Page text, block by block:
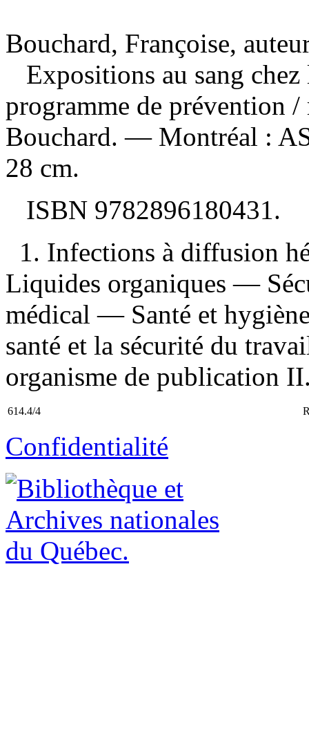
Bouchard, Françoise,
Expositions au sang
programme de prévention /
Bouchard. — Montréal :
28 cm.
ISBN 9782896180431.
1. Infections à diffusion
Liquides organiques —
médical — Santé et
santé et la sécurité du
organisme de publication
614.4/4
Confidentialité